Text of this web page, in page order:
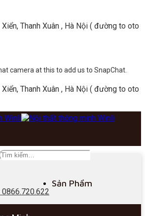
Thanh Xuân , Hà Nội ( đường to oto
camera at this to add us to SnapChat.
Thanh Xuân , Hà Nội ( đường to oto
Sản Phẩm